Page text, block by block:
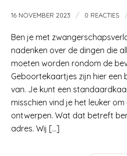
16 NOVEMBER 2023 / 0 REACTIES
Ben je met
nadenken over de dingen die
moeten worden rondom de
Geboortekaartjes zijn hier een
van. Je kunt een
misschien vind je het leuker
ontwerpen. Wat dat betreft
adres. Wij […]